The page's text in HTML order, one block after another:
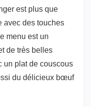
est plus que
avec des touches
menu est un
de très belles
un plat de couscous
du délicieux bœuf